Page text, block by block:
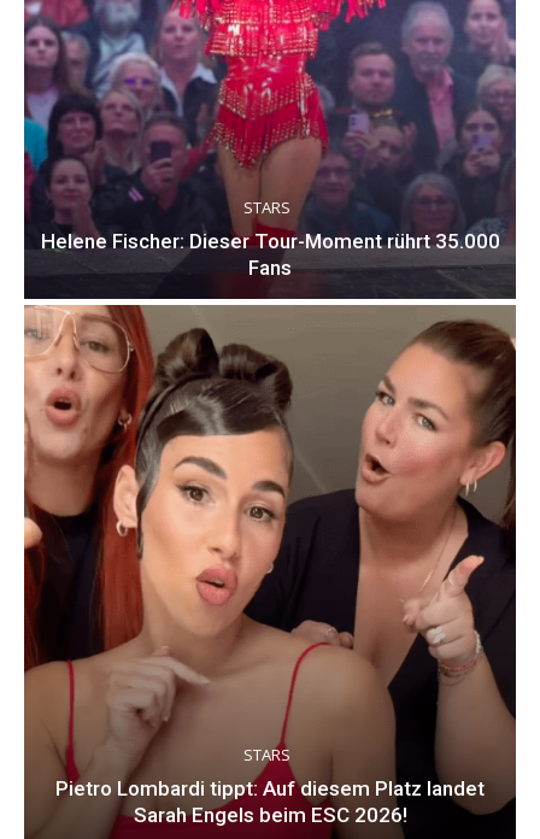
STARS
Helene Fischer: Dieser Tour-Moment rührt 35.000
Fans
STARS
Pietro Lombardi tippt: Auf diesem Platz landet
Sarah Engels beim ESC 2026!